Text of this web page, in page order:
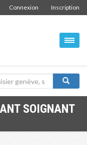
Inscription
Connexion
SOIGNANT